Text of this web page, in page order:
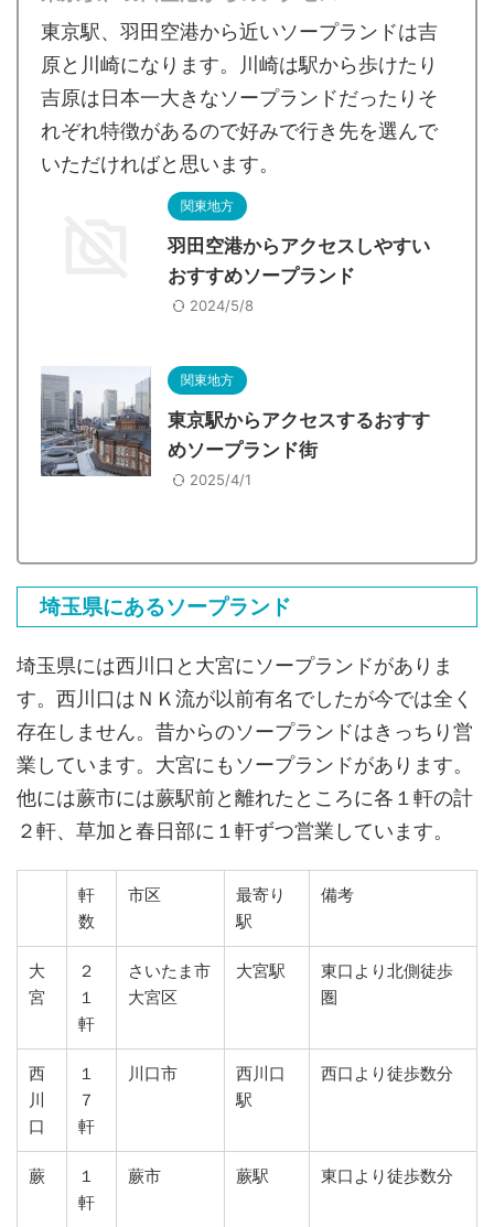
東京駅、羽田空港から近いソープランドは吉
原と川崎になります。川崎は駅から歩けたり
吉原は日本一大きなソープランドだったりそ
れぞれ特徴があるので好みで行き先を選んで
いただければと思います。
関東地方
羽田空港からアクセスしやすい
おすすめソープランド
2024/5/8
関東地方
東京駅からアクセスするおすす
めソープランド街
2025/4/1
埼玉県にあるソープランド
埼玉県には西川口と大宮にソープランドがありま
す。西川口はＮＫ流が以前有名でしたが今では全く
存在しません。昔からのソープランドはきっちり営
業しています。大宮にもソープランドがあります。
他には蕨市には蕨駅前と離れたところに各１軒の計
２軒、草加と春日部に１軒ずつ営業しています。
軒
数
市区
最寄り
駅
備考
大
宮
２
１
軒
さいたま市
大宮区
大宮駅
東口より北側徒歩
圏
西
川
口
１
７
軒
川口市
西川口
駅
西口より徒歩数分
蕨
１
軒
蕨市 蕨駅 東口より徒歩数分